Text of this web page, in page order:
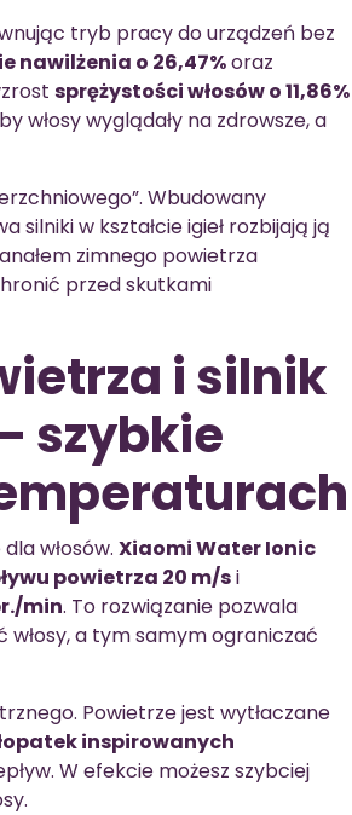
tryb pracy do urządzeń bez
nawilżenia o 26,47%oraz
sprężystości włosów o 11,86%
włosy wyglądały na zdrowsze, a
Wbudowany
w kształcie igieł rozbijają ją
zimnego powietrza
przed skutkami
i silnik
szybkie
włosów. Xiaomi Water Ionic
powietrza 20 m/si
min. To rozwiązanie pozwala
a tym samym ograniczać
Powietrze jest wytłaczane
inspirowanych
W efekcie możesz szybciej